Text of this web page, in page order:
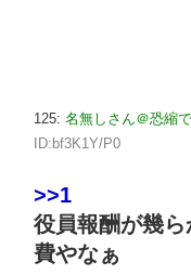
125: 名無しさん＠恐縮
ID:bf3K1Y/P0
>>1
役員報酬が幾
費やなぁ